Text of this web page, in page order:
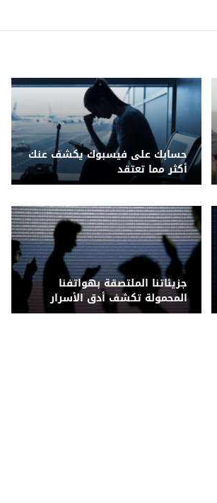
حسابك على فيسبوك يكشف عنك
أكثر مما تعتقد
جزيئاتنا الملتصقة بهواتفنا
المحمولة تكشف أدق الأسرار